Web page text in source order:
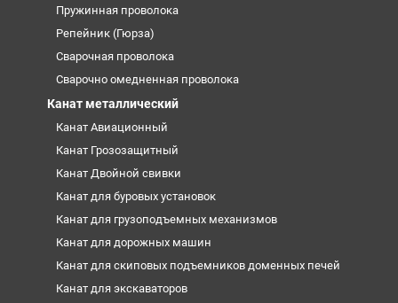
Пружинная проволока
Репейник (Гюрза)
Сварочная проволока
Сварочно омедненная проволока
Канат металлический
Канат Авиационный
Канат Грозозащитный
Канат Двойной свивки
Канат для буровых установок
Канат для грузоподъемных механизмов
Канат для дорожных машин
Канат для скиповых подъемников доменных печей
Канат для экскаваторов